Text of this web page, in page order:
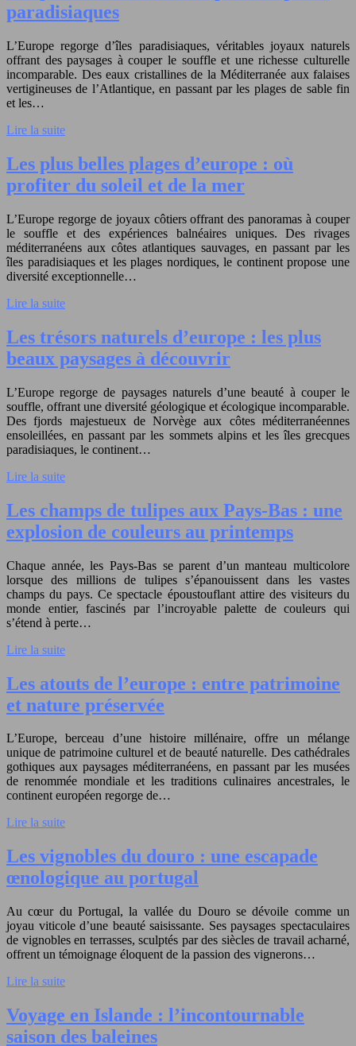
paradisiaques
L’Europe regorge d’îles paradisiaques, véritables joyaux naturels
offrant des paysages à couper le souffle et une richesse culturelle
incomparable. Des eaux cristallines de la Méditerranée aux falaises
vertigineuses de l’Atlantique, en passant par les plages de sable fin
et les…
Lire la suite
Les plus belles plages d’europe : où
profiter du soleil et de la mer
L’Europe regorge de joyaux côtiers offrant des panoramas à couper
le souffle et des expériences balnéaires uniques. Des rivages
méditerranéens aux côtes atlantiques sauvages, en passant par les
îles paradisiaques et les plages nordiques, le continent propose une
diversité exceptionnelle…
Lire la suite
Les trésors naturels d’europe : les plus
beaux paysages à découvrir
L’Europe regorge de paysages naturels d’une beauté à couper le
souffle, offrant une diversité géologique et écologique incomparable.
Des fjords majestueux de Norvège aux côtes méditerranéennes
ensoleillées, en passant par les sommets alpins et les îles grecques
paradisiaques, le continent…
Lire la suite
Les champs de tulipes aux Pays-Bas : une
explosion de couleurs au printemps
Chaque année, les Pays-Bas se parent d’un manteau multicolore
lorsque des millions de tulipes s’épanouissent dans les vastes
champs du pays. Ce spectacle époustouflant attire des visiteurs du
monde entier, fascinés par l’incroyable palette de couleurs qui
s’étend à perte…
Lire la suite
Les atouts de l’europe : entre patrimoine
et nature préservée
L’Europe, berceau d’une histoire millénaire, offre un mélange
unique de patrimoine culturel et de beauté naturelle. Des cathédrales
gothiques aux paysages méditerranéens, en passant par les musées
de renommée mondiale et les traditions culinaires ancestrales, le
continent européen regorge de…
Lire la suite
Les vignobles du douro : une escapade
œnologique au portugal
Au cœur du Portugal, la vallée du Douro se dévoile comme un
joyau viticole d’une beauté saisissante. Ses paysages spectaculaires
de vignobles en terrasses, sculptés par des siècles de travail acharné,
offrent un témoignage éloquent de la passion des vignerons…
Lire la suite
Voyage en Islande : l’incontournable
saison des baleines